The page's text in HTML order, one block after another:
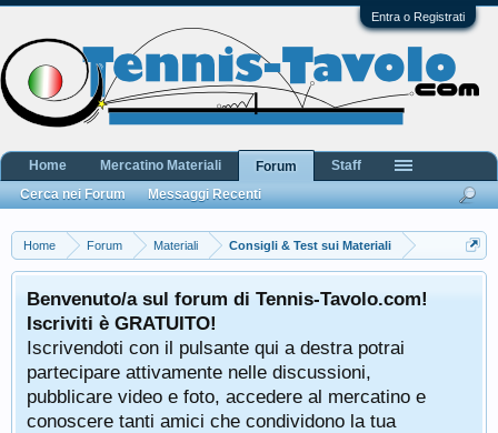
Entra o Registrati
Home Forum Materiali Consigli & Test sui Materiali
Benvenuto/a sul forum di Tennis-Tavolo.com!
Iscriviti è GRATUITO!
Iscrivendoti con il pulsante qui a destra potrai
partecipare attivamente nelle discussioni,
pubblicare video e foto, accedere al mercatino e
conoscere tanti amici che condividono la tua
Home Mercatino Materiali
Forum
Cerca nei Forum
Messaggi Recenti
Staff